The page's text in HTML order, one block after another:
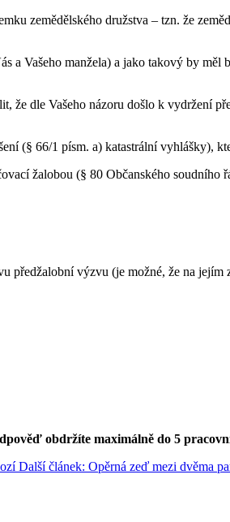
zemědělského družstva – tzn. že
a Vašeho manžela) a jako takový by
že dle Vašeho názoru došlo k vydržení
(§ 66/1 písm. a) katastrální vyhlášky),
žalobou (§ 80 Občanského
předžalobní výzvu (je možné, že na
obdržíte maximálně do 5
Další článek: Opěrná zeď mezi dvěma